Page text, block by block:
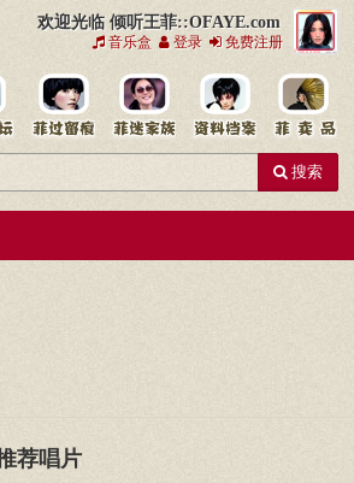
欢迎光临 倾听王菲::OFAYE.com
音乐盒 登录 免费注册
搜索
荐唱片